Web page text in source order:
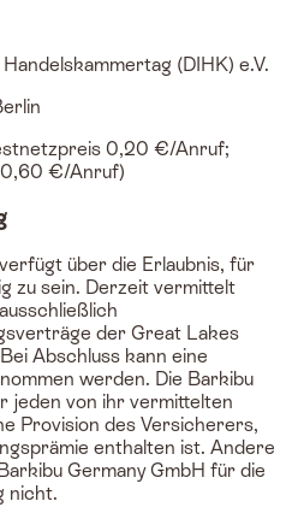
(DIHK) e.V.
0,20 €/Anruf;
0,60 €/Anruf)
über die Erlaubnis, für
zu sein. Derzeit vermittelt
der Great Lakes
Abschluss kann eine
werden. Die Barkibu
jeden von ihr vermittelten
Provision des Versicherers,
enthalten ist. Andere
Germany GmbH für die
nicht.